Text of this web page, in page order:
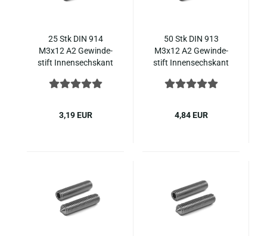
25 Stk DIN 914
M3x12 A2 Ge­win­de­
stift In­nen­sechs­kant
ISO 4027
3,19 EUR
50 Stk DIN 913
M3x12 A2 Ge­win­de­
stift In­nen­sechs­kant
ISO 4027
4,84 EUR